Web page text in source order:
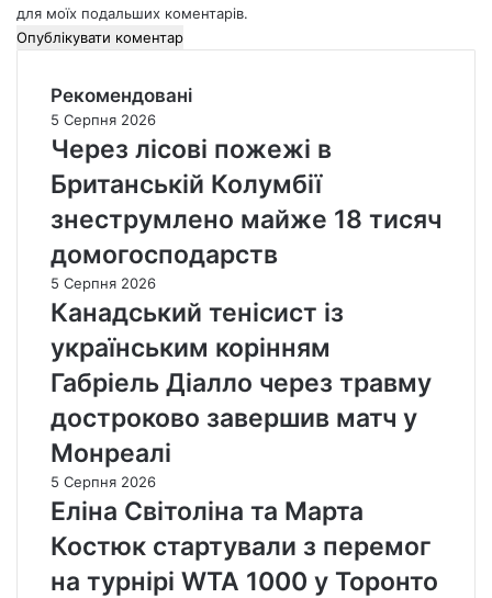
для моїх подальших коментарів.
Рекомендовані
5 Серпня 2026
Через лісові пожежі в
Британській Колумбії
знеструмлено майже 18 тисяч
домогосподарств
5 Серпня 2026
Канадський тенісист із
українським корінням
Габріель Діалло через травму
достроково завершив матч у
Монреалі
5 Серпня 2026
Еліна Світоліна та Марта
Костюк стартували з перемог
на турнірі WTA 1000 у Торонто